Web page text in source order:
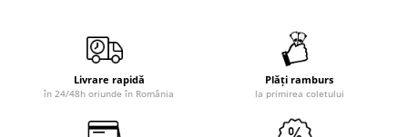
Livrare rapidă
în 24/48h oriunde în România
Plăți ramburs
la primirea coletului